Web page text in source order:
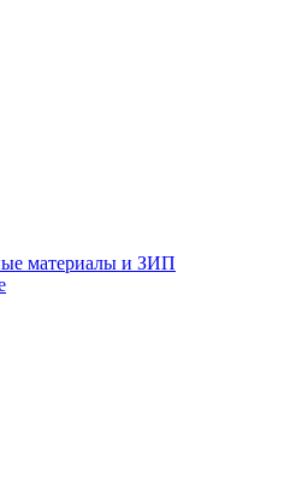
материалы и ЗИП